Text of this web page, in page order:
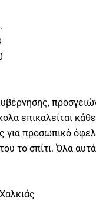
επικαλείται
για προσωπικό
το σπίτι. Όλα